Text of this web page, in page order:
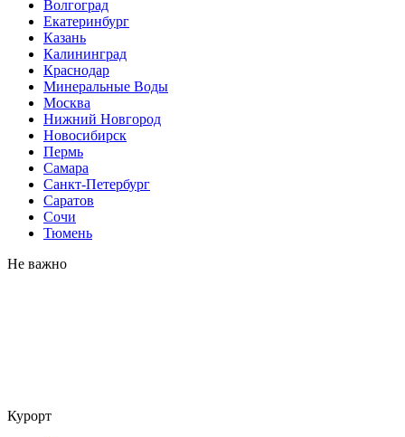
Волгоград
Екатеринбург
Казань
Калининград
Краснодар
Минеральные Воды
Москва
Нижний Новгород
Новосибирск
Пермь
Самара
Санкт-Петербург
Саратов
Сочи
Тюмень
Не важно
Курорт